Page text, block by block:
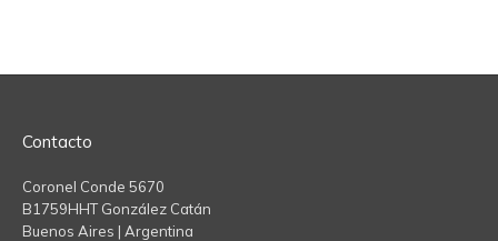
Contacto
Coronel Conde 5670
B1759HHT González Catán
Buenos Aires | Argentina